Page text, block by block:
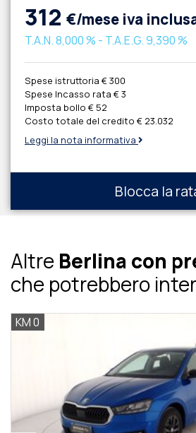
312 €/mese iva
T.A.N.8,000 % - T.A.E.G.9,390 %
Spese istruttoria € 300
Spese Incasso rata € 3
Imposta bollo € 52
Costo totale del credito € 23.032
Leggi la nota informativa
Blocca la
Altre Berlina con
che potrebbero
KM 0